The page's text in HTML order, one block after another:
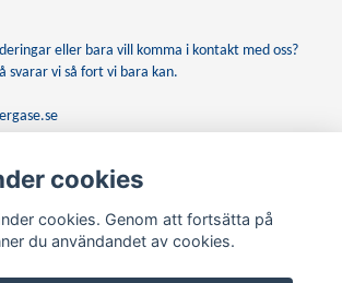
eller bara vill komma i kontakt med oss?
svarar vi så fort vi bara kan.
Prenumerera
cookies
cookies. Genom att fortsätta på
du användandet av cookies.